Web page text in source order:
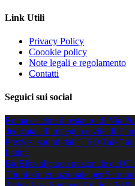
Link Utili
Privacy Policy
Coookie policy
Note legali e regolamento
Contatti
Seguici sui social
Roma celebra il restauro di Via
dedicata all’impegno civile di
Preziosi spunti dal “TED Talk”
Latina
BioBlitz al parco nazionale del
Trionfo internazionale per